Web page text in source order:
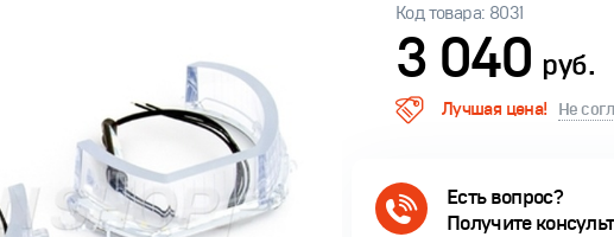
Код товара: 8031
3 040 руб.
Лучшая цена! Не
Есть вопрос?
Получите